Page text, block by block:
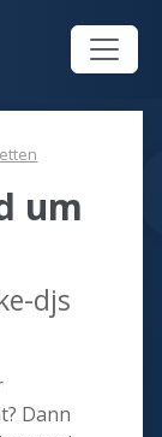
um
djs
Dann